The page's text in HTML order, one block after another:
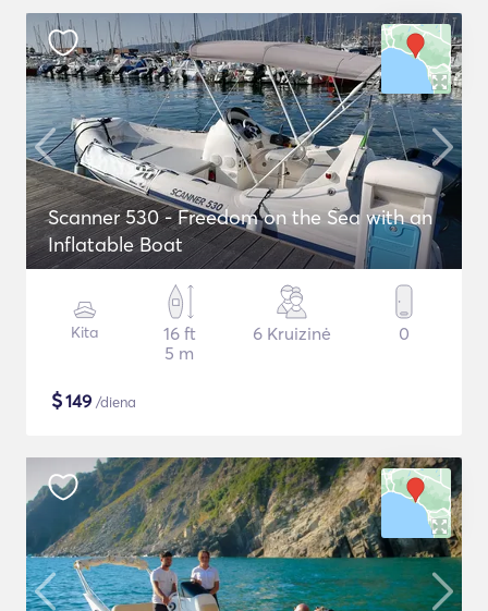
Scanner 530 - Freedom on the Sea with an
Inflatable Boat
Kita
16 ft
5 m
6 Kruizinė 0
$149 /diena